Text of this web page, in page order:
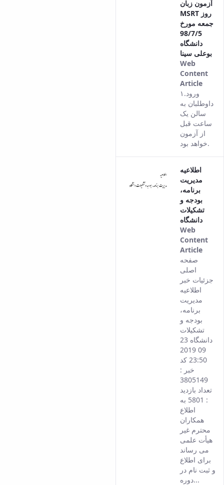
آزمون زبان
MSRT روز
جمعه مورخ
98/7/5
دانشگاه
بوعلی سینا
Web
Content
Article
result
from
the
۱.ورود
داوطلبان به
سالن یک
ساعت قبل
از آزمون
خواهد بود.
اطلاعیه
مدیریت
برنامه،
بودجه و
تشکیلات
دانشگاه
Web
Content
Article
from
صفحه
اصلی
جزئیات خبر
اطلاعیه
مدیریت
برنامه،
بودجه و
تشکیلات
دانشگاه 23
09 2019
23:50 کد
خبر :
3805149
تعداد بازدید
: 5801 به
اطلاع
همکاران
محترم غیر
هیأت علمی
می رساند
برای اطلاع
و ثبت نام در
دوره...